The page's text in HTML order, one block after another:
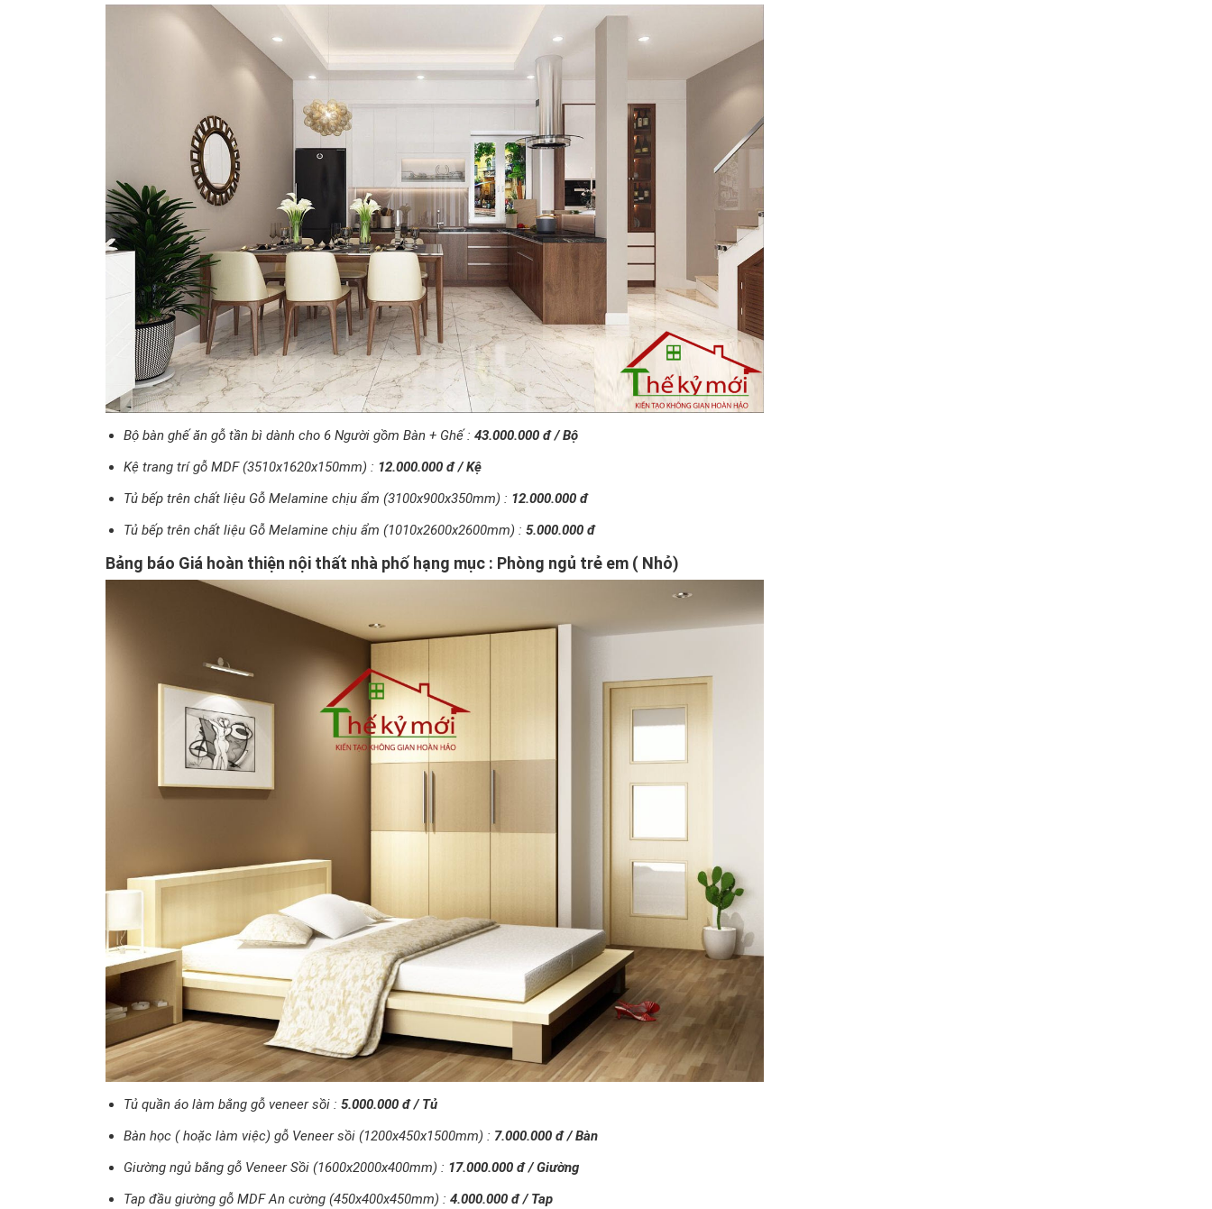
Bộ bàn ghế ăn gỗ tần bì dành cho 6 Người gồm Bàn + Ghế : 43.000.000 đ / Bộ
Kệ trang trí gỗ MDF (3510x1620x150mm) : 12.000.000 đ / Kệ
Tủ bếp trên chất liệu Gỗ Melamine chịu ẩm (3100x900x350mm) : 12.000.000 đ
Tủ bếp trên chất liệu Gỗ Melamine chịu ẩm (1010x2600x2600mm) : 5.000.000 đ
Bảng báo Giá hoàn thiện nội thất nhà phố hạng mục : Phòng ngủ trẻ em ( Nhỏ)
Tủ quần áo làm bằng gỗ veneer sồi : 5.000.000 đ / Tủ
Bàn học ( hoặc làm việc) gỗ Veneer sồi (1200x450x1500mm) : 7.000.000 đ / Bàn
Giường ngủ bằng gỗ Veneer Sồi (1600x2000x400mm) : 17.000.000 đ / Giường
Tap đầu giường gỗ MDF An cường (450x400x450mm) : 4.000.000 đ / Tap